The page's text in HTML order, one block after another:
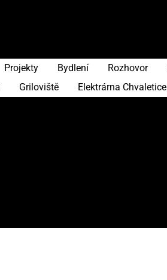
Projekty Bydlení Rozhovor
Griloviště Elektrárna Chvaletice